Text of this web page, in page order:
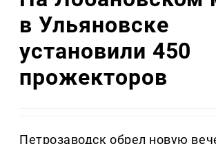
в Ульяновске
установили 450
прожекторов
Петрозаводск обрел новую